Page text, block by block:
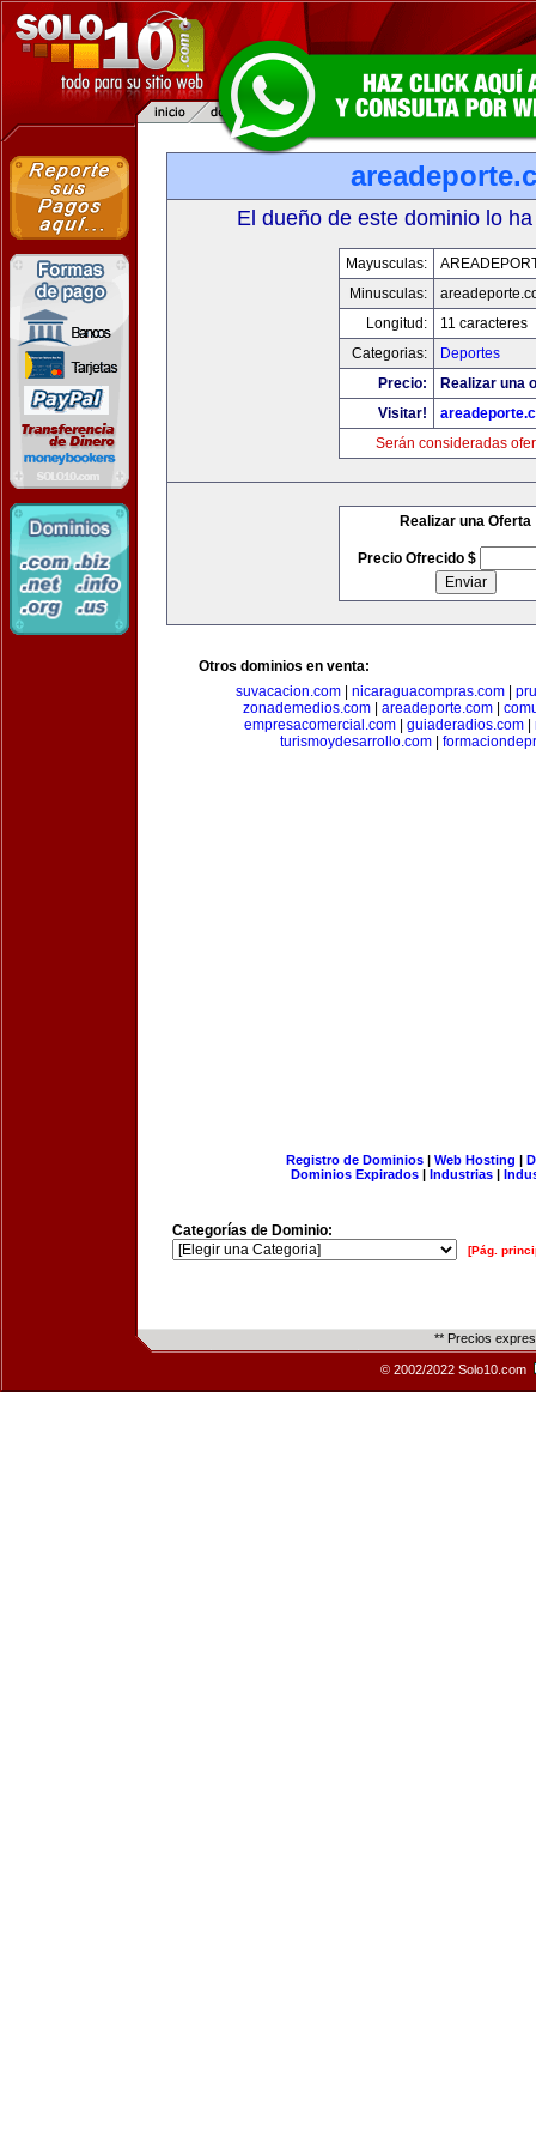
El dueño de este dominio lo
Mayusculas:
Minusculas:
Longitud:
11 caracteres
Categorias:
Deportes
Precio:
Realizar una
Visitar!
Serán consideradas
Realizar una Oferta
Precio Ofrecido $
Otros dominios en venta:
suvacacion.com| nicaraguacompras.com|
zonademedios.com| areadeporte.com|
empresacomercial.com| guiaderadios.com|
turismoydesarrollo.com
Registro de Dominios| Web Hosting |
Dominios Expirados | Industrias |
Categorías de Dominio:
[Pág.
** Precios
© 2002/2022 Solo10.com